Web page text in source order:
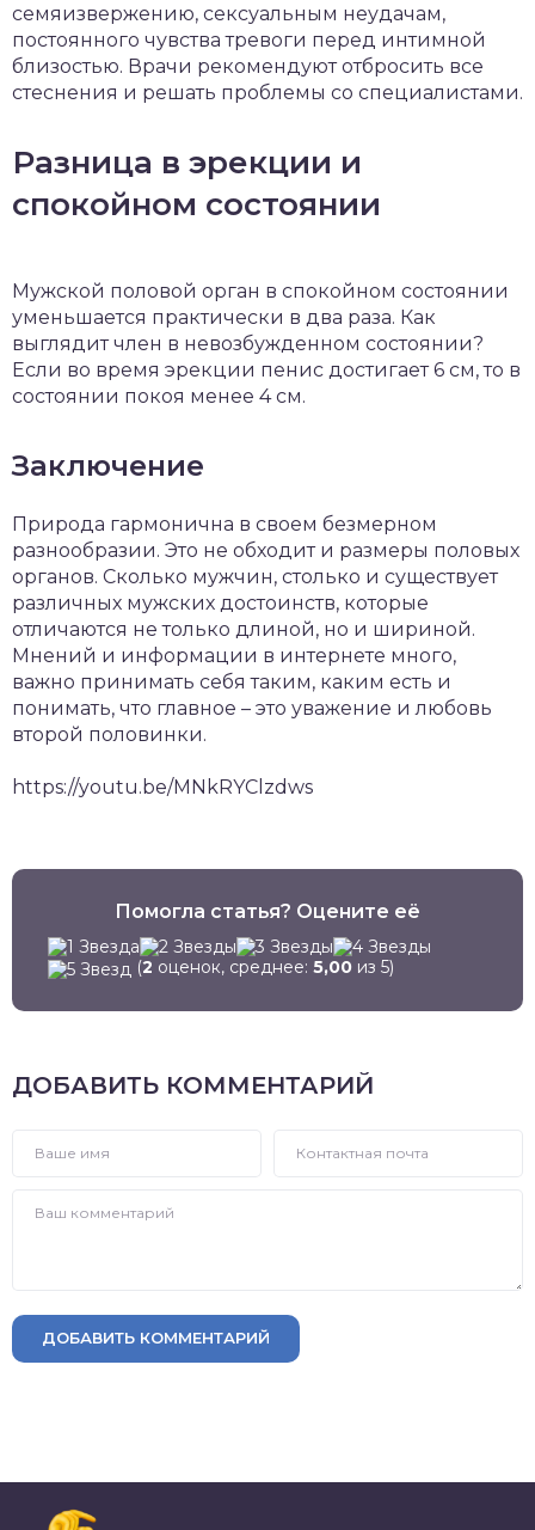
семяизвержению, сексуальным неудачам,
постоянного чувства тревоги перед интимной
близостью. Врачи рекомендуют отбросить все
стеснения и решать проблемы со специалистами.
Разница в эрекции и
спокойном состоянии
Мужской половой орган в спокойном состоянии
уменьшается практически в два раза. Как
выглядит член в невозбужденном состоянии?
Если во время эрекции пенис достигает 6 см, то в
состоянии покоя менее 4 см.
Заключение
Природа гармонична в своем безмерном
разнообразии. Это не обходит и размеры половых
органов. Сколько мужчин, столько и существует
различных мужских достоинств, которые
отличаются не только длиной, но и шириной.
Мнений и информации в интернете много,
важно принимать себя таким, каким есть и
понимать, что главное – это уважение и любовь
второй половинки.
https://youtu.be/MNkRYClzdws
Помогла статья? Оцените её
(2 оценок, среднее: 5,00 из 5)
ДОБАВИТЬ КОММЕНТАРИЙ
ДОБАВИТЬ КОММЕНТАРИЙ